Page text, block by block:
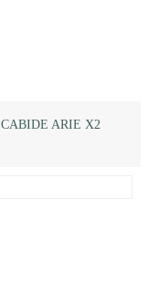
CABIDE ARIE X2